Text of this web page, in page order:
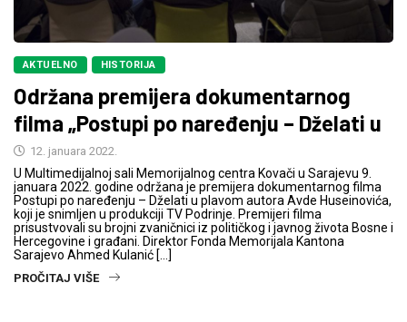
AKTUELNO HISTORIJA
Održana premijera dokumentarnog
filma „Postupi po naređenju – Dželati u
12. januara 2022.
U Multimedijalnoj sali Memorijalnog centra Kovači u Sarajevu 9.
januara 2022. godine održana je premijera dokumentarnog filma
Postupi po naređenju – Dželati u plavom autora Avde Huseinovića,
koji je snimljen u produkciji TV Podrinje. Premijeri filma
prisustvovali su brojni zvaničnici iz političkog i javnog života Bosne i
Hercegovine i građani. Direktor Fonda Memorijala Kantona
Sarajevo Ahmed Kulanić […]
PROČITAJ VIŠE